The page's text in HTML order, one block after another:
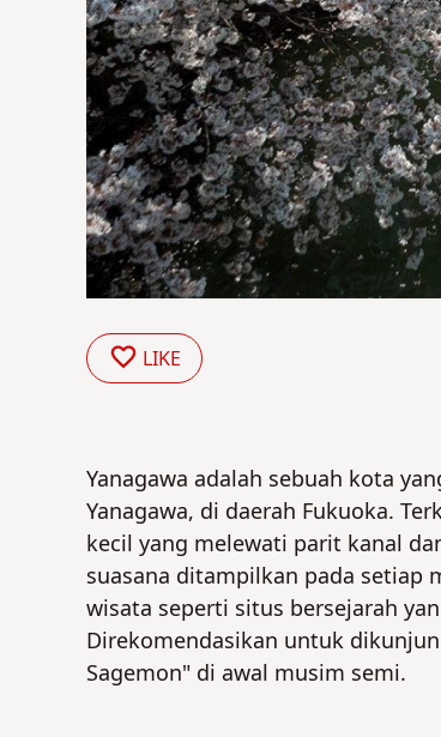
LIKE
Yanagawa adalah sebuah kota
Yanagawa, di daerah Fukuoka.
kecil yang melewati parit kanal
suasana ditampilkan pada
wisata seperti situs bersejarah
Direkomendasikan untuk
Sagemon" di awal musim semi.